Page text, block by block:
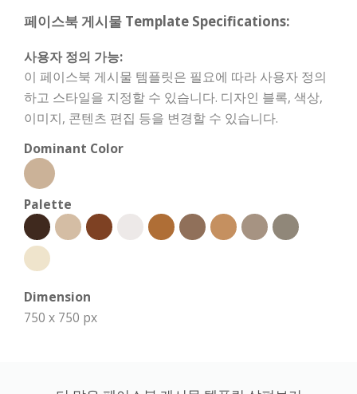
페이스북 게시물 Template Specifications:
사용자 정의 가능:
이 페이스북 게시물 템플릿은 필요에 따라 사용자 정의
하고 스타일을 지정할 수 있습니다. 디자인 블록, 색상,
이미지, 콘텐츠 편집 등을 변경할 수 있습니다.
Dominant Color
Palette
Dimension
750 x 750 px